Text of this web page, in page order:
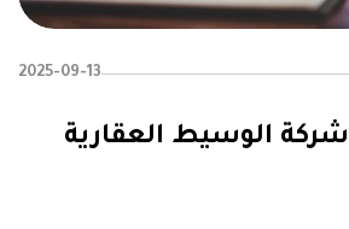
2025-09-13
الوسيط العقارية